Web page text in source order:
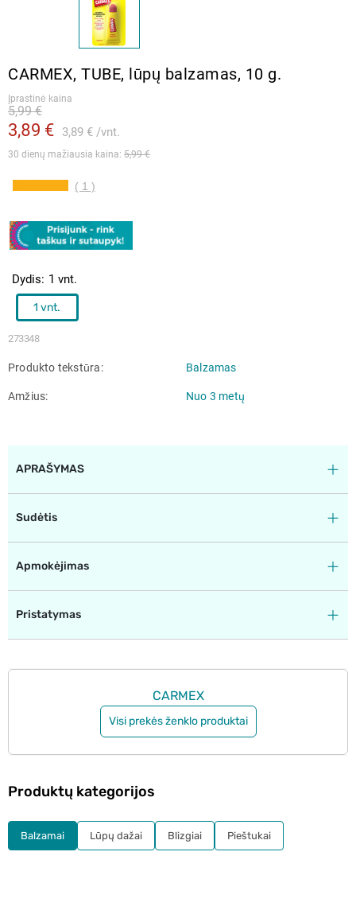
CARMEX, TUBE, lūpų balzamas, 10 g.
Įprastinė kaina
3,89 € 3,89 € vnt.
5,99 €
30 dienų mažiausia kaina: 5,99 €
( 1 )
273348
Dydis 1 vnt.
1 vnt.
Produkto tekstūra Balzamas
Amžius Nuo 3 metų
APRAŠYMAS
Sudėtis
Apmokėjimas
Pristatymas
CARMEX
Visi prekės ženklo produktai
Produktų kategorijos
Balzamai Lūpų dažai Blizgiai Pieštukai